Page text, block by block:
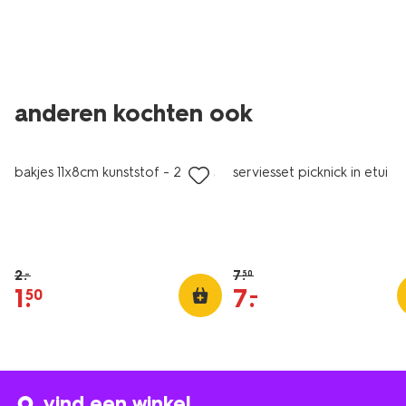
anderen kochten ook
bakjes 11x8cm kunststof - 2 stuks
2.–
1.
50
serviesset picknick in etui
7.50
7.
–